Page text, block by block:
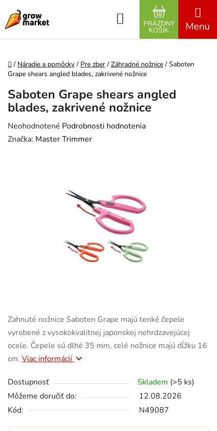
Hľadať
NÁKUPNÝ
PRÁZDNY
KOŠÍK
Domov
/ Náradie a pomôcky / Pre zber / Záhradné nožnice / Saboten
Grape shears angled blades, zakrivené nožnice
Zahnuté nožnice Saboten Grape majú tenké čepele
vyrobené z vysokokvalitnej japonskej nehrdzavejúcej
ocele. Čepele sú dlhé 35 mm, celé nožnice majú dĺžku 16
cm. Viac informácií
Dostupnosť Skladem (>5 ks)
Môžeme doručiť do:
12.08.2026
Kód:
N49087
Saboten Grape shears angled
blades, zakrivené nožnice
Priemerné hodnotenie produktu je 0,0 z 5 hviezdičiek.
Neohodnotené Podrobnosti hodnotenia
Značka: Master Trimmer